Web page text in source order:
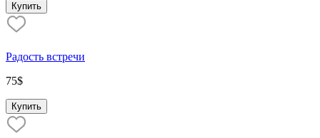
Купить
Радость встречи
75$
Купить